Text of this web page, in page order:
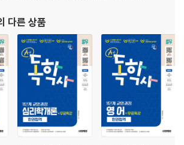
요약집
설
요약집
다른 상품